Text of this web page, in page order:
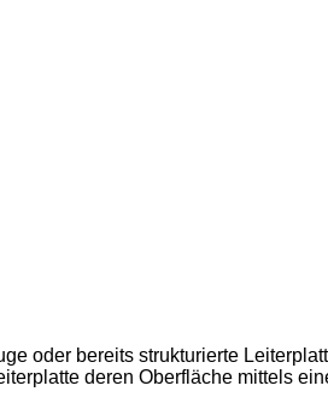
oder bereits strukturierte
deren Oberfläche mittels